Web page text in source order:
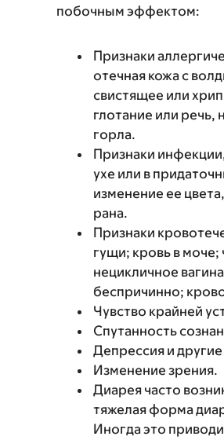
побочным эффектом:
Признаки
отечная кожа с
свистящее или
глотание или речь,
горла.
Признаки
ухе или в
изменение ее
рана.
Признаки
гущи; кровь в
нецикличное
беспричинно;
Чувство крайней
Спутанность
Депрессия и
Изменение зрения.
Диарея часто
тяжелая форма
Иногда это